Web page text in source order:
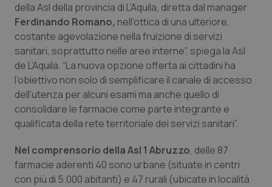
Psoriasi & pelle
Quotidiano Cardiologia
Quotidiano Chirurgia
Quotidiano Oncologia
Rene & patologie urogenitali
della Asl della provincia di L’Aquila, diretta dal manager
Ferdinando Romano, nell’ottica di una ulteriore,
costante agevolazione nella fruizione di servizi
sanitari, soprattutto nelle aree interne”, spiega la Asl
de L’Aquila. “La nuova opzione offerta ai cittadini ha
l’obiettivo non solo di semplificare il canale di accesso
dell’utenza per alcuni esami ma anche quello di
consolidare le farmacie come parte integrante e
qualificata della rete territoriale dei servizi sanitari”.
Nel comprensorio della Asl 1 Abruzzo, delle 87
farmacie aderenti 40 sono urbane (situate in centri
con più di 5.000 abitanti) e 47 rurali (ubicate in località